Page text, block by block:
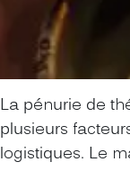
La pénurie de
plusieurs
logistiques. Le